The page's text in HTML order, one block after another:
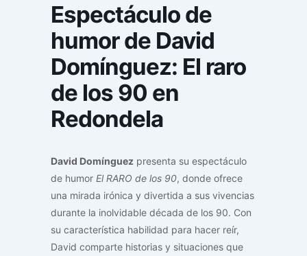
Espectáculo de
humor de David
Domínguez: El raro
de los 90 en
Redondela
David Domínguez presenta su espectáculo
de humor El RARO de los 90, donde ofrece
una mirada irónica y divertida a sus vivencias
durante la inolvidable década de los 90. Con
su característica habilidad para hacer reír,
David comparte historias y situaciones que